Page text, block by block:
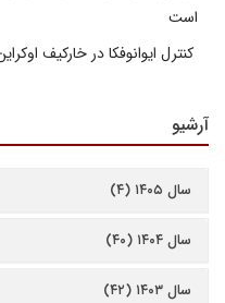
است
کنترل ایوانوفکا در خارکیف
آرشیو
سال ۱۴۰۵ (۴)
سال ۱۴۰۴ (۴۰)
سال ۱۴۰۳ (۴۲)